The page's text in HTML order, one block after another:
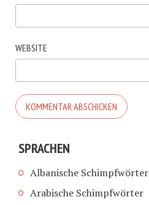
WEBSITE
SPRACHEN
Albanische Schimpfwörter
Arabische Schimpfwörter